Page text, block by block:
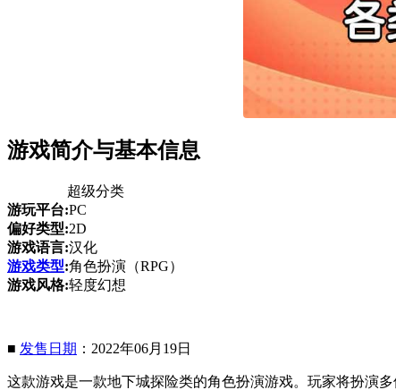
游戏简介与基本信息
超级分类
游玩平台:PC
偏好类型:2D
游戏语言:汉化
游戏类型:角色扮演（RPG）
游戏风格:轻度幻想
■ 发售日期 ：2022年06月19日
这款游戏是一款地下城探险类的角色扮演游戏。玩家将扮演